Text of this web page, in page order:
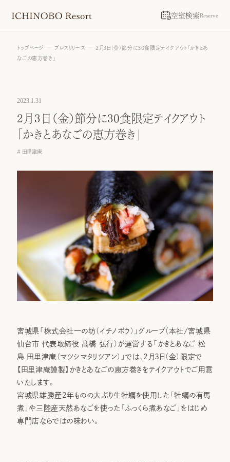
空室検索Reserve
トップページ プレスリリース
2月3日（金）節分に30食限定テイクアウト「かきとあ
なごの恵方巻き」
2023.1.31
2月3日（金）節分に30食限定テイクアウト
「かきとあなごの恵方巻き」
田里津庵
宮城県「株式会社一の坊（イチノボウ）」グループ（本社/宮城県
仙台市 代表取締役 髙橋 弘行）が運営する「かきとあなご 松
島 田里津庵（マツシマタリツアン）」では、2月3日（金）限定で
【田里津庵謹製】かきとあなごの恵方巻きをテイクアウトでご用意
いたします。
宮城県雄勝産2年ものの大ぶり生牡蠣を使用した「牡蠣の有馬
煮」や三陸産天然あなごを使った「ふっくら煮あなご」をはじめ
専門店ならではの味わい。